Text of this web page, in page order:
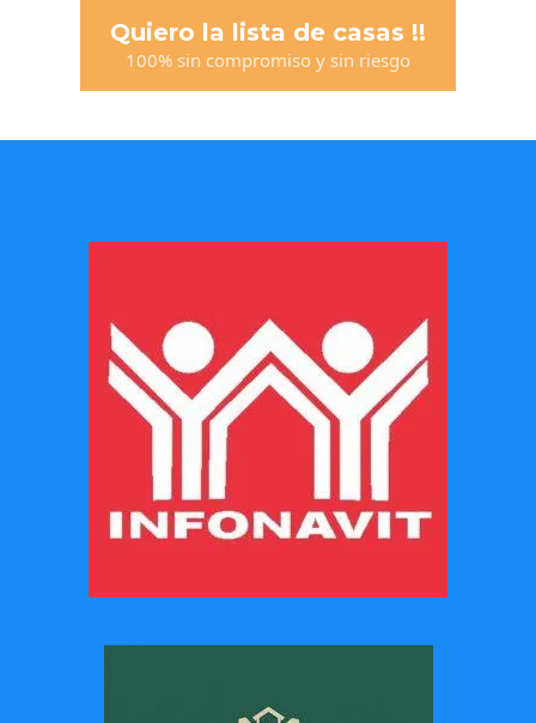
Quiero la lista de casas !!
100% sin compromiso y sin riesgo